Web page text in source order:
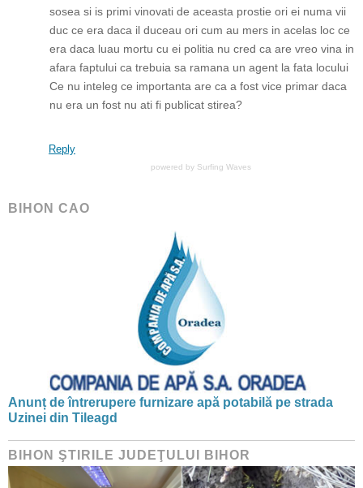
sosea si is primi vinovati de aceasta prostie ori ei numa vii
duc ce era daca il duceau ori cum au mers in acelas loc ce
era daca luau mortu cu ei politia nu cred ca are vreo vina in
afara faptului ca trebuia sa ramana un agent la fata locului
Ce nu inteleg ce importanta are ca a fost vice primar daca
nu era un fost nu ati fi publicat stirea?
Reply
powered by Surfing Waves
BIHON CAO
Anunț de întrerupere furnizare apă potabilă pe strada
Uzinei din Tileagd
BIHON ŞTIRILE JUDEŢULUI BIHOR